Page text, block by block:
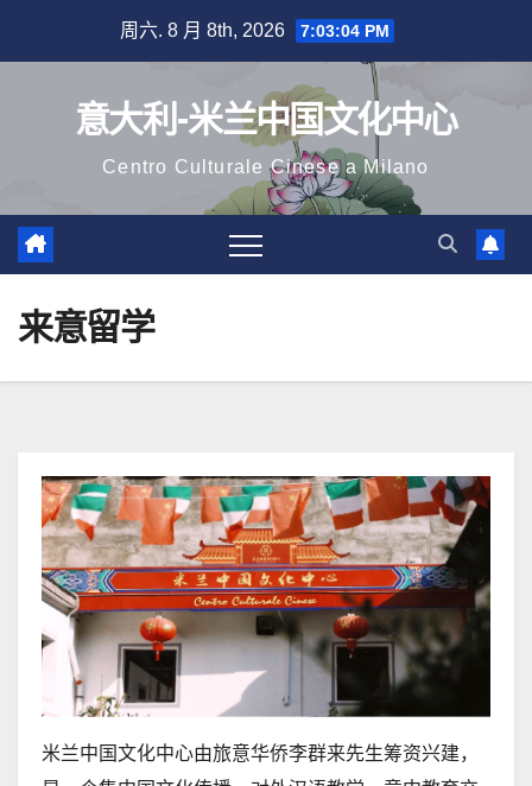
周六. 8 月 8th, 2026 7:03:06 PM
意大利-米兰中国文化中心
Centro Culturale Cinese a Milano
来意留学
米兰中国文化中心由旅意华侨李群来先生筹资兴建，